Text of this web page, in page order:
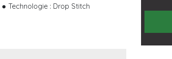
Technologie : Drop Stitch